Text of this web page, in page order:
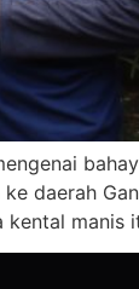
daerah
kental manis